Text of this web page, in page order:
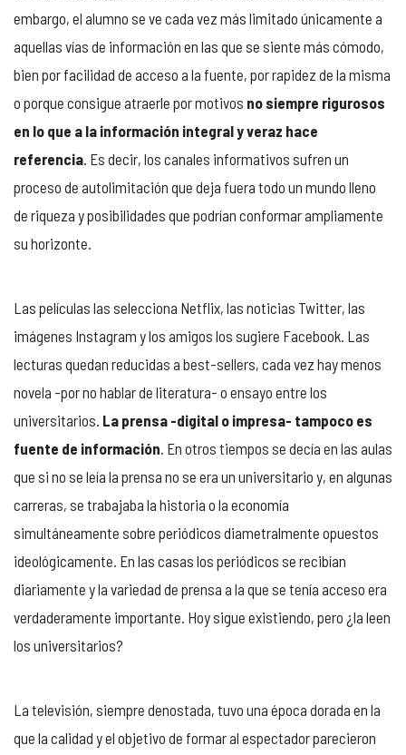
embargo, el alumno se ve cada vez más limitado únicamente a
aquellas vías de información en las que se siente más cómodo,
bien por facilidad de acceso a la fuente, por rapidez de la misma
o porque consigue atraerle por motivos no siempre rigurosos
en lo que a la información integral y veraz hace
referencia . Es decir, los canales informativos sufren un
proceso de autolimitación que deja fuera todo un mundo lleno
de riqueza y posibilidades que podrían conformar ampliamente
su horizonte.
Las películas las selecciona Netflix, las noticias Twitter, las
imágenes Instagram y los amigos los sugiere Facebook. Las
lecturas quedan reducidas a best-sellers, cada vez hay menos
novela -por no hablar de literatura- o ensayo entre los
universitarios. La prensa -digital o impresa- tampoco es
fuente de información . En otros tiempos se decía en las aulas
que si no se leía la prensa no se era un universitario y, en algunas
carreras, se trabajaba la historia o la economía
simultáneamente sobre periódicos diametralmente opuestos
ideológicamente. En las casas los periódicos se recibían
diariamente y la variedad de prensa a la que se tenía acceso era
verdaderamente importante. Hoy sigue existiendo, pero ¿la leen
los universitarios?
La televisión, siempre denostada, tuvo una época dorada en la
que la calidad y el objetivo de formar al espectador parecieron